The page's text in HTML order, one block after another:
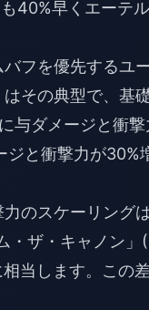
40%早くエーテ
フを優先するユ
その典型で、基
与ダメージと衝
と衝撃力が30%
のスケーリング
・ザ・キャノン
当します。この